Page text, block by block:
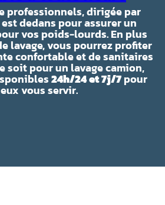
professionnels, dirigée par
dedans pour assurer un
vos poids-lourds. En plus
lavage, vous pourrez profiter
confortable et de sanitaires
soit pour un lavage camion,
24h/24 et 7j/7pour
vous servir.